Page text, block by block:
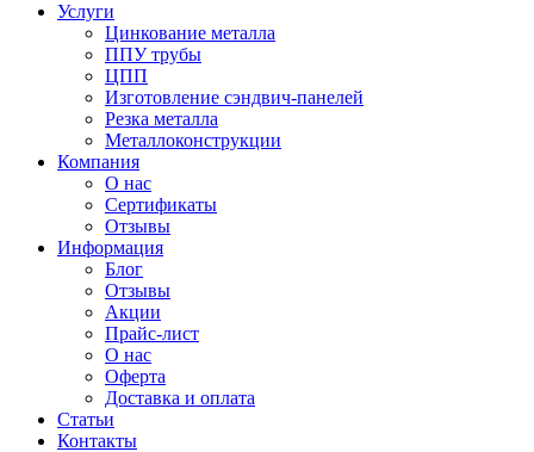
Услуги
Цинкование металла
ППУ трубы
ЦПП
Изготовление сэндвич-панелей
Резка металла
Металлоконструкции
Компания
О нас
Сертификаты
Отзывы
Информация
Блог
Отзывы
Акции
Прайс-лист
О нас
Оферта
Доставка и оплата
Статьи
Контакты